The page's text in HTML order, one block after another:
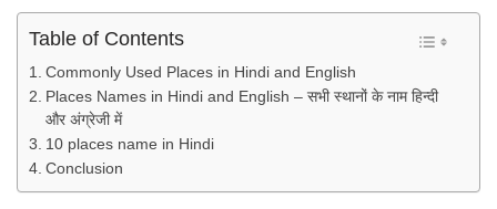
Table of Contents
Commonly Used Places in Hindi and English
Places Names in Hindi and English – सभी स्थानों के नाम हिन्दी
और अंग्रेजी में
10 places name in Hindi
Conclusion